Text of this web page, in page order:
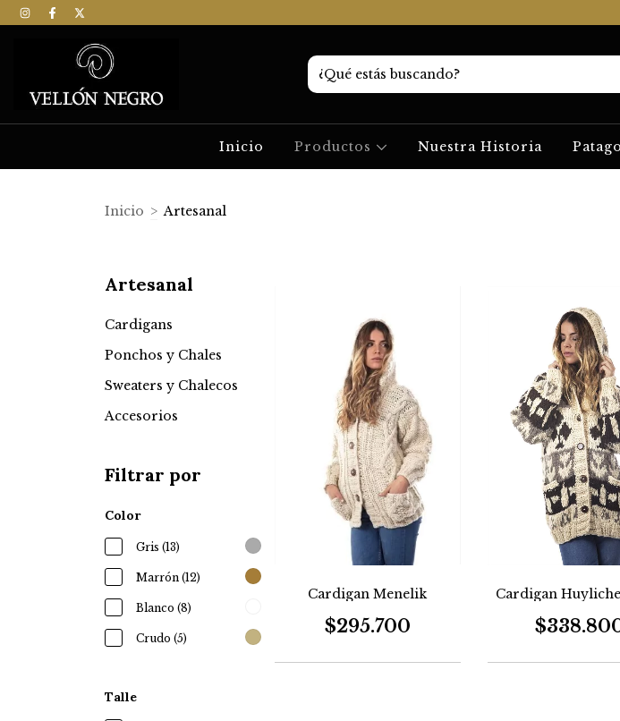
Inicio Productos Nuestra Historia
Inicio > Artesanal
Artesanal
Cardigans
Ponchos y Chales
Sweaters y Chalecos
Accesorios
Filtrar por
Color
Gris (13)
Marrón (12)
Blanco (8)
Crudo (5)
Talle
Cardigan Menelik
$295.700
Cardigan